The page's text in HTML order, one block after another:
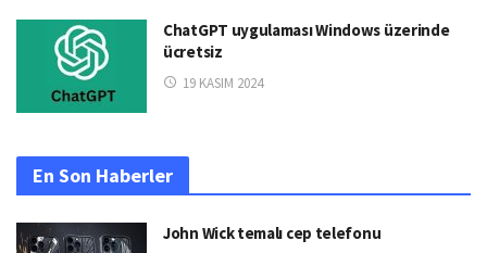
ChatGPT uygulaması Windows üzerinde
ücretsiz
19 KASIM 2024
En Son Haberler
John Wick temalı cep telefonu